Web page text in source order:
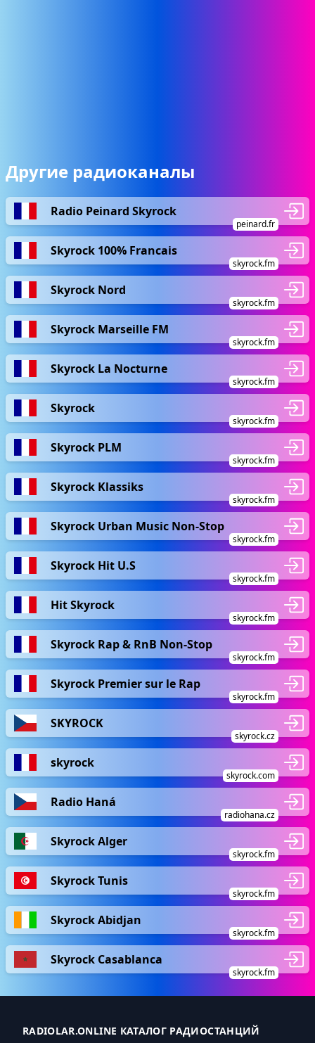
Другие радиоканалы
Radio Peinard Skyrock
peinard.fr
Skyrock 100% Francais
skyrock.fm
Skyrock Nord
skyrock.fm
Skyrock Marseille FM
skyrock.fm
Skyrock La Nocturne
skyrock.fm
Skyrock
skyrock.fm
Skyrock PLM
skyrock.fm
Skyrock Klassiks
skyrock.fm
Skyrock Urban Music Non-Stop
skyrock.fm
Skyrock Hit U.S
skyrock.fm
Hit Skyrock
skyrock.fm
Skyrock Rap & RnB Non-Stop
skyrock.fm
Skyrock Premier sur le Rap
skyrock.fm
SKYROCK
skyrock.cz
skyrock
skyrock.com
Radio Haná
radiohana.cz
Skyrock Alger
skyrock.fm
Skyrock Tunis
skyrock.fm
Skyrock Abidjan
skyrock.fm
Skyrock Casablanca
skyrock.fm
RADIOLAR.ONLINE КАТАЛОГ РАДИОСТАНЦИЙ